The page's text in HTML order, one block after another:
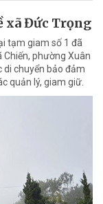
xã Đức Trọng
tạm giam số 1 đã
Chiến, phường Xuân
di chuyển bảo đảm
quản lý, giam giữ.